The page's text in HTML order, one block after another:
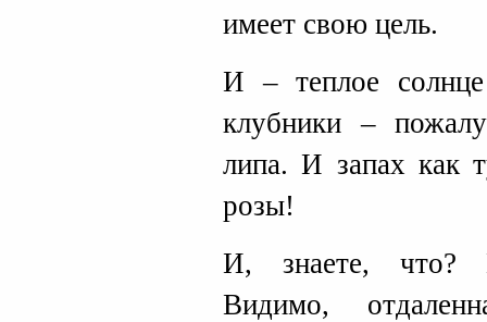
имеет свою цель.
И – теплое
клубники –
липа. И запах как
розы!
И, знаете, что?
Видимо,